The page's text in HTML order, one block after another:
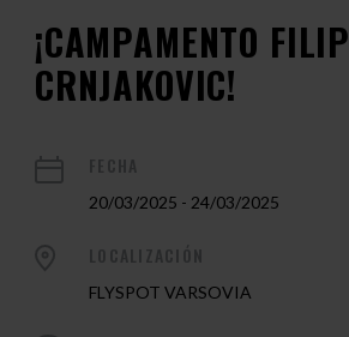
¡CAMPAMENTO FILIP
CRNJAKOVIC!
20/03/2025 - 24/03/2025
FLYSPOT VARSOVIA